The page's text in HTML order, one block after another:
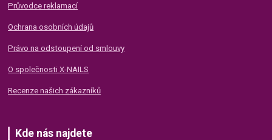
Průvodce reklamací
Ochrana osobních údajů
Právo na odstoupení od smlouvy
O společnosti X-NAILS
Recenze našich zákazníků
Kde nás najdete